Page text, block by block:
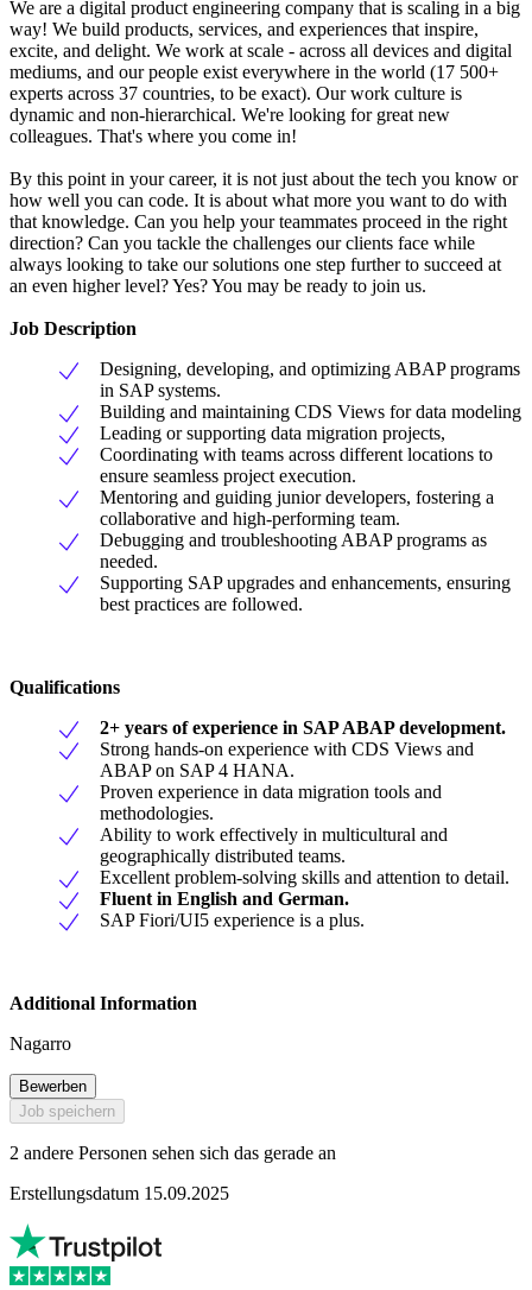
We are a digital product engineering company that is scaling in a big
way! We build products, services, and experiences that inspire,
excite, and delight. We work at scale - across all devices and digital
mediums, and our people exist everywhere in the world (17 500+
experts across 37 countries, to be exact). Our work culture is
dynamic and non-hierarchical. We're looking for great new
colleagues. That's where you come in!
By this point in your career, it is not just about the tech you know or
how well you can code. It is about what more you want to do with
that knowledge. Can you help your teammates proceed in the right
direction? Can you tackle the challenges our clients face while
always looking to take our solutions one step further to succeed at
an even higher level? Yes? You may be ready to join us.
Job Description
Designing, developing, and optimizing ABAP programs
in SAP systems.
Building and maintaining CDS Views for data modeling
Leading or supporting data migration projects,
Coordinating with teams across different locations to
ensure seamless project execution.
Mentoring and guiding junior developers, fostering a
collaborative and high-performing team.
Debugging and troubleshooting ABAP programs as
needed.
Supporting SAP upgrades and enhancements, ensuring
best practices are followed.
Qualifications
2+ years of experience in SAP ABAP development.
Strong hands-on experience with CDS Views and
ABAP on SAP 4 HANA.
Proven experience in data migration tools and
methodologies.
Ability to work effectively in multicultural and
geographically distributed teams.
Excellent problem-solving skills and attention to detail.
Fluent in English and German.
SAP Fiori/UI5 experience is a plus.
Additional Information
Nagarro
Bewerben
Job speichern
2 andere Personen sehen sich das gerade an
Erstellungsdatum 15.09.2025